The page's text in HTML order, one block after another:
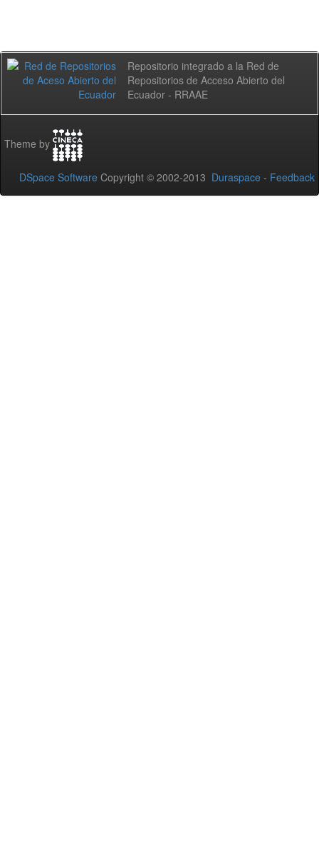
Repositorio integrado a la Red de
Repositorios de Acceso Abierto del
Ecuador - RRAAE
Theme by
DSpace Software Copyright © 2002-2013 Duraspace - Feedback